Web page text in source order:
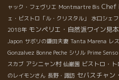
ャック・フェヴリエ Montmartre Bis Chef
ェ・ビストロ「ル・クリスタル」
水口シェフ
2018年 モンペリエ・自然派ワイン見
Japon サボリの鎌田夫妻 Tanta Marena レ
Gonzalvez Bonne Peche シリル Prime Senso
スカブ アシニャン村 仙巌園 ビストロ・
のレイモンさん 長野・諏訪 セバスチャン